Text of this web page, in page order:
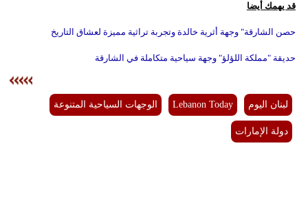
قد يهمك أيضا
حصن الشارقة" وجهة أثرية خالدة وتجربة تراثية مميزة لعشاق التاريخ
حديقة "مملكة اللؤلؤ" وجهة سياحية متكاملة في الشارقة
لبنان اليوم Lebanon Today الوجهات السياحية المتنوعة
دولة الإمارات